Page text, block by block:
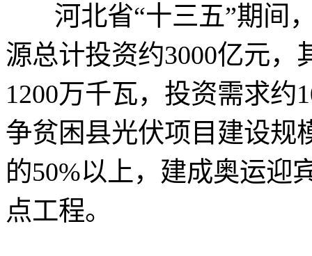
河北省“十三五”期间
源总计投资约3000亿元
1200万千瓦，投资需求约
争贫困县光伏项目建设规
的50%以上，建成奥运迎
点工程。